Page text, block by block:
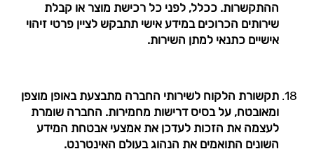
ההתקשרות. ככלל, לפני כל רכישת מוצר או קבלת
שירותים הכרוכים במידע אישי תתבקש לציין פרטי זיהוי
אישיים כתנאי למתן השירות.
תקשורת הלקוח לשירותי החברה מתבצעת באופן מוצפן
ומאובטח, על בסיס דרישות מחמירות. החברה שומרת
לעצמה את הזכות לעדכן את אמצעי אבטחת המידע
השונים התואמים את הנהוג בעולם האינטרנט.